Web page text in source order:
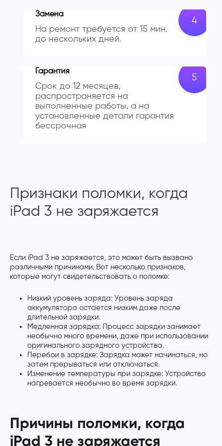
Замена
На ремонт требуется от 15 мин.
до нескольких дней.
Гарантия
Срок до 12 месяцев,
распространяется на
выполненные работы, а на
установленные детали гарантия
бессрочная
Признаки поломки, когда
iPad 3 не заряжается
Если iPad 3 не заряжается, это может быть вызвано
различными причинами. Вот несколько признаков,
которые могут свидетельствовать о поломке:
Низкий уровень заряда: Уровень заряда
аккумулятора остается низким даже после
длительной зарядки.
Медленная зарядка: Процесс зарядки занимает
необычно много времени, даже при использовании
оригинального зарядного устройства.
Перебои в зарядке: Зарядка может начинаться, но
затем прерываться или отключаться.
Изменение температуры при зарядке: Устройство
нагревается необычно во время зарядки.
Причины поломки, когда
iPad 3 не заряжается